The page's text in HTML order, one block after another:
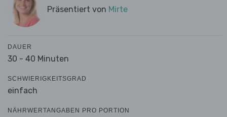
Präsentiert von Mirte
DAUER
30 - 40 Minuten
SCHWIERIGKEITSGRAD
einfach
NÄHRWERTANGABEN PRO PORTION